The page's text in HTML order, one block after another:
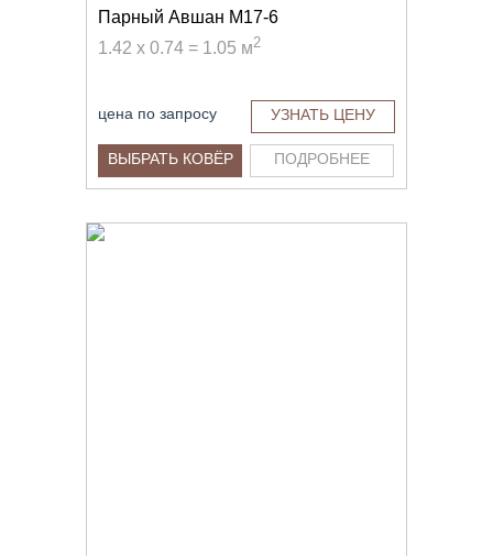
Парный Авшан M17-6
1.42 x 0.74 = 1.05 м2
цена по запросу УЗНАТЬ ЦЕНУ
ВЫБРАТЬ КОВЁР ПОДРОБНЕЕ